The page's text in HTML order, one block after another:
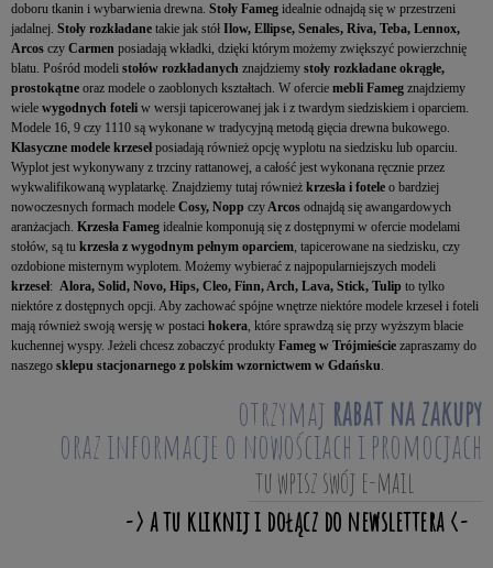
doboru tkanin i wybarwienia drewna. Stoły Fameg idealnie odnajdą się w przestrzeni
jadalnej. Stoły rozkładane takie jak stół Ilow, Ellipse, Senales, Riva, Teba, Lennox,
Arcos czy Carmen posiadają wkładki, dzięki którym możemy zwiększyć powierzchnię
blatu. Pośród modeli stołów rozkładanych znajdziemy stoły rozkładane okrągłe,
prostokątne oraz modele o zaoblonych kształtach. W ofercie mebli Fameg znajdziemy
wiele wygodnych foteli w wersji tapicerowanej jak i z twardym siedziskiem i oparciem.
Modele 16, 9 czy 1110 są wykonane w tradycyjną metodą gięcia drewna bukowego.
Klasyczne modele krzesełposiadają również opcję wyplotu na siedzisku lub oparciu.
Wyplot jest wykonywany z trzciny rattanowej, a całość jest wykonana ręcznie przez
wykwalifikowaną wyplatarkę. Znajdziemy tutaj również krzesła i fotele o bardziej
nowoczesnych formach modele Cosy, Nopp czyArcos odnajdą się awangardowych
aranżacjach. Krzesła Fameg idealnie komponują się z dostępnymi w ofercie modelami
stołów, są tu krzesła z wygodnym pełnym oparciem, tapicerowane na siedzisku, czy
ozdobione misternym wyplotem. Możemy wybierać z najpopularniejszych modeli
krzeseł: Alora, Solid, Novo, Hips, Cleo, Finn, Arch, Lava, Stick, Tulip to tylko
niektóre z dostępnych opcji. Aby zachować spójne wnętrze niektóre modele krzeseł i foteli
mają również swoją wersję w postaci hokera, które sprawdzą się przy wyższym blacie
kuchennej wyspy. Jeżeli chcesz zobaczyć produkty Fameg w Trójmieście zapraszamy do
naszego sklepu stacjonarnego z polskim wzornictwem w Gdańsku.
otrzymaj rabat na zakupy
oraz informacje o nowościach i promocjach